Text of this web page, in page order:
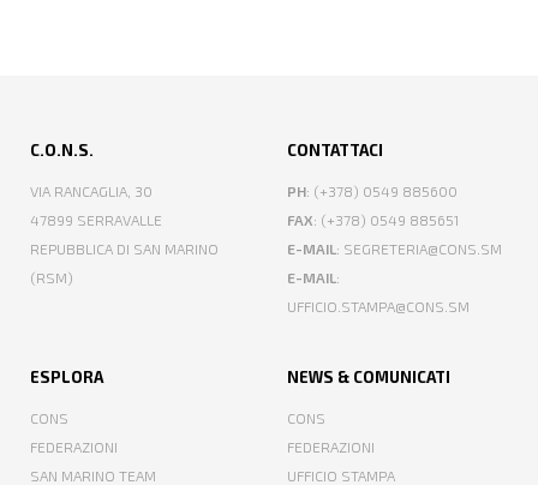
C.O.N.S.
VIA RANCAGLIA, 30
47899 SERRAVALLE
REPUBBLICA DI SAN MARINO
(RSM)
CONTATTACI
PH: (+378) 0549 885600
FAX: (+378) 0549 885651
E-MAIL : SEGRETERIA@CONS.SM
E-MAIL :
UFFICIO.STAMPA@CONS.SM
ESPLORA
CONS
FEDERAZIONI
SAN MARINO TEAM
NEWS & COMUNICATI
CONS
FEDERAZIONI
UFFICIO STAMPA